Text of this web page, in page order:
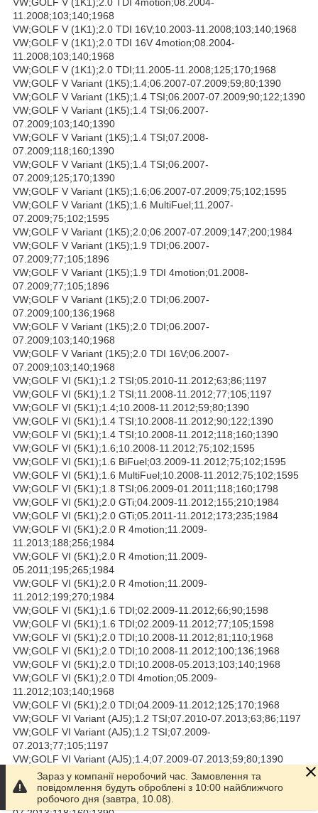
11.2008;103;140;1968
VW;GOLF V (1K1);2.0 TDI 16V;10.2003-11.2008;103;140;1968
VW;GOLF V (1K1);2.0 TDI 16V 4motion;08.2004-
11.2008;103;140;1968
VW;GOLF V (1K1);2.0 TDI;11.2005-11.2008;125;170;1968
VW;GOLF V Variant (1K5);1.4;06.2007-07.2009;59;80;1390
VW;GOLF V Variant (1K5);1.4 TSI;06.2007-07.2009;90;122;1390
VW;GOLF V Variant (1K5);1.4 TSI;06.2007-
07.2009;103;140;1390
VW;GOLF V Variant (1K5);1.4 TSI;07.2008-
07.2009;118;160;1390
VW;GOLF V Variant (1K5);1.4 TSI;06.2007-
07.2009;125;170;1390
VW;GOLF V Variant (1K5);1.6;06.2007-07.2009;75;102;1595
VW;GOLF V Variant (1K5);1.6 MultiFuel;11.2007-
07.2009;75;102;1595
VW;GOLF V Variant (1K5);2.0;06.2007-07.2009;147;200;1984
VW;GOLF V Variant (1K5);1.9 TDI;06.2007-
07.2009;77;105;1896
VW;GOLF V Variant (1K5);1.9 TDI 4motion;01.2008-
07.2009;77;105;1896
VW;GOLF V Variant (1K5);2.0 TDI;06.2007-
07.2009;100;136;1968
VW;GOLF V Variant (1K5);2.0 TDI;06.2007-
07.2009;103;140;1968
VW;GOLF V Variant (1K5);2.0 TDI 16V;06.2007-
07.2009;103;140;1968
VW;GOLF VI (5K1);1.2 TSI;05.2010-11.2012;63;86;1197
VW;GOLF VI (5K1);1.2 TSI;11.2008-11.2012;77;105;1197
VW;GOLF VI (5K1);1.4;10.2008-11.2012;59;80;1390
VW;GOLF VI (5K1);1.4 TSI;10.2008-11.2012;90;122;1390
VW;GOLF VI (5K1);1.4 TSI;10.2008-11.2012;118;160;1390
VW;GOLF VI (5K1);1.6;10.2008-11.2012;75;102;1595
VW;GOLF VI (5K1);1.6 BiFuel;03.2009-11.2012;75;102;1595
VW;GOLF VI (5K1);1.6 MultiFuel;10.2008-11.2012;75;102;1595
VW;GOLF VI (5K1);1.8 TSI;06.2009-01.2011;118;160;1798
VW;GOLF VI (5K1);2.0 GTi;04.2009-11.2012;155;210;1984
VW;GOLF VI (5K1);2.0 GTi;05.2011-11.2012;173;235;1984
VW;GOLF VI (5K1);2.0 R 4motion;11.2009-
11.2013;188;256;1984
VW;GOLF VI (5K1);2.0 R 4motion;11.2009-
05.2011;195;265;1984
VW;GOLF VI (5K1);2.0 R 4motion;11.2009-
11.2012;199;270;1984
VW;GOLF VI (5K1);1.6 TDI;02.2009-11.2012;66;90;1598
VW;GOLF VI (5K1);1.6 TDI;02.2009-11.2012;77;105;1598
VW;GOLF VI (5K1);2.0 TDI;10.2008-11.2012;81;110;1968
VW;GOLF VI (5K1);2.0 TDI;10.2008-11.2012;100;136;1968
VW;GOLF VI (5K1);2.0 TDI;10.2008-05.2013;103;140;1968
VW;GOLF VI (5K1);2.0 TDI 4motion;05.2009-
11.2012;103;140;1968
VW;GOLF VI (5K1);2.0 TDI;04.2009-11.2012;125;170;1968
VW;GOLF VI Variant (AJ5);1.2 TSI;07.2010-07.2013;63;86;1197
VW;GOLF VI Variant (AJ5);1.2 TSI;07.2009-
07.2013;77;105;1197
VW;GOLF VI Variant (AJ5);1.4;07.2009-07.2013;59;80;1390
VW;GOLF VI Variant (AJ5);1.4 TSI;07.2009-
07.2013;90;122;1390
VW;GOLF VI Variant (AJ5);1.4 TSI;07.2009-
Зараз у компанії неробочий час. Замовлення та
повідомлення будуть оброблені з 10:00 найближчого
робочого дня (завтра, 10.08).